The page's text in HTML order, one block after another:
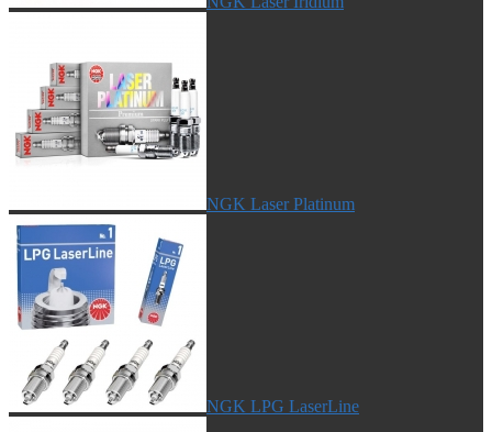
NGK Laser Platinum
NGK LPG LaserLine